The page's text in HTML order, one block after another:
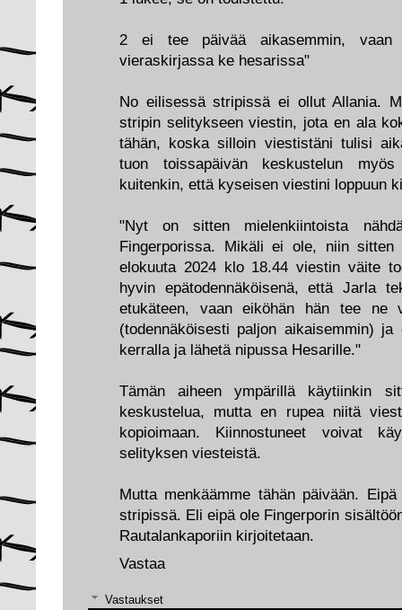
2 ei tee päivää aikasemmin,
vieraskirjassa ke hesarissa"
No eilisessä stripissä ei ollut Allania.
stripin selitykseen viestin, jota en ala
tähän, koska silloin viestistäni tulisi
tuon toissapäivän keskustelun
kuitenkin, että kyseisen viestini loppuun
"Nyt on sitten mielenkiintoista
Fingerporissa. Mikäli ei ole, niin sitten
elokuuta 2024 klo 18.44 viestin väite
hyvin epätodennäköisenä, että Jarla
etukäteen, vaan eiköhän hän tee ne
(todennäköisesti paljon aikaisemmin)
kerralla ja lähetä nipussa Hesarille."
Tämän aiheen ympärillä käytiinkin
keskustelua, mutta en rupea niitä
kopioimaan. Kiinnostuneet voivat
selityksen viesteistä.
Mutta menkäämme tähän päivään.
stripissä. Eli eipä ole Fingerporin
Rautalankaporiin kirjoitetaan.
Vastaa
Vastaukset